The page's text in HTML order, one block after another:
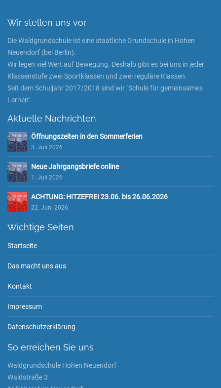
Wir stellen uns vor
Die Waldgrundschule ist eine staatliche Grundschule in Hohen
Neuendorf (bei Berlin).
Wir legen viel Wert auf Bewegung. Deshalb gibt es bei uns in jeder
Klassenstufe zwei Sportklassen und zwei reguläre Klassen.
Seit dem Schuljahr 2017/2018 sind wir "Schule für gemeinsames
Lernen".
Aktuelle Nachrichten
Öffnungszeiten in den Sommerferien
3. Juli 2026
Neue Jahrgangsbriefe online
1. Juli 2026
ACHTUNG: HITZEFREI 23.06. bis 26.06.2026
22. Juni 2026
Wichtige Seiten
Startseite
Das macht uns aus
Kontakt
Impressum
Datenschutzerklärung
So erreichen Sie uns
Waldgrundschule Hohen Neuendorf
Waldstraße 3